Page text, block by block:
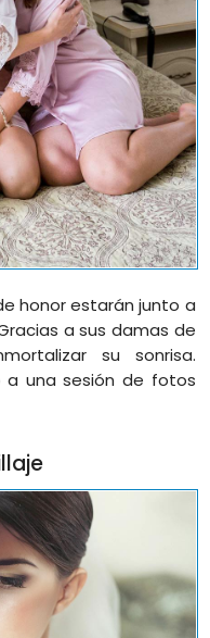
honor estarán junto a
a sus damas de
su sonrisa.
a una sesión de fotos